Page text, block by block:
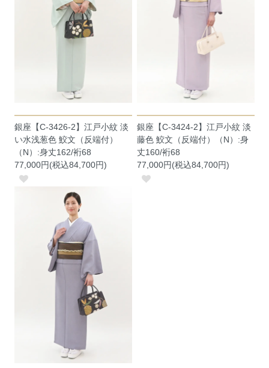
銀座【C-3426-2】江戸小紋 淡
い水浅葱色 鮫文（反端付）
（N）:身丈162/裄68
77,000円(税込84,700円)
銀座【C-3424-2】江戸小紋 淡
藤色 鮫文（反端付）（N）:身
丈160/裄68
77,000円(税込84,700円)